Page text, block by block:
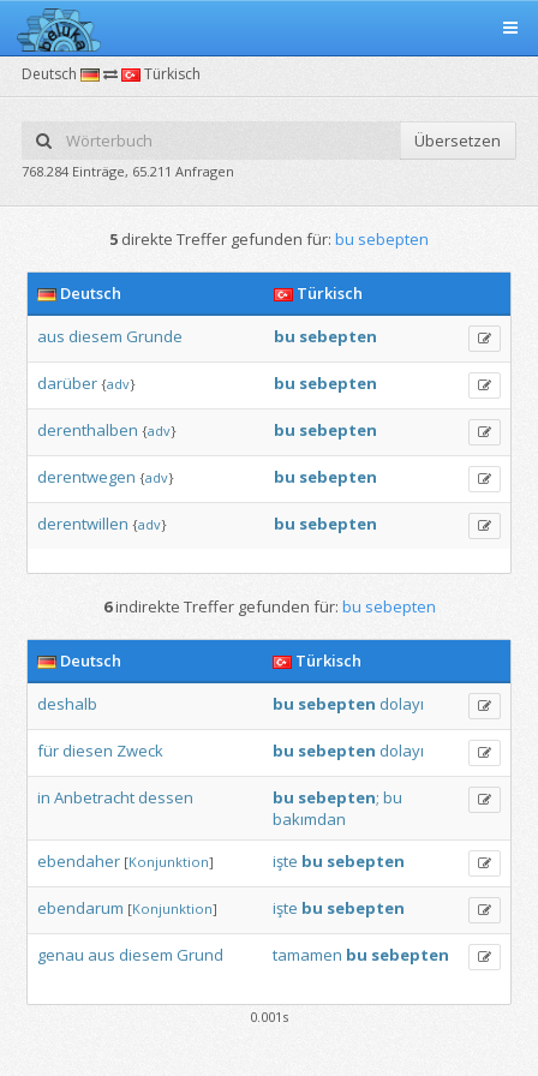
Deutsch Türkisch
Übersetzen
768.284 Einträge, 65.211 Anfragen
5direkte Treffer gefunden für: bu sebepten
Deutsch
Türkisch
aus diesem Grunde bu sebepten
darüber {adv} bu sebepten
derenthalben {adv} bu sebepten
derentwegen {adv} bu sebepten
derentwillen {adv} bu sebepten
6indirekte Treffer gefunden für: bu sebepten
Deutsch
Türkisch
deshalb
bu sebepten dolayı
für diesen Zweck bu sebepten dolayı
in Anbetracht dessen bu sebepten; bu
bakımdan
ebendaher [Konjunktion] işte bu sebepten
ebendarum [Konjunktion] işte bu sebepten
genau aus diesem Grund tamamen bu sebepten
0.001s